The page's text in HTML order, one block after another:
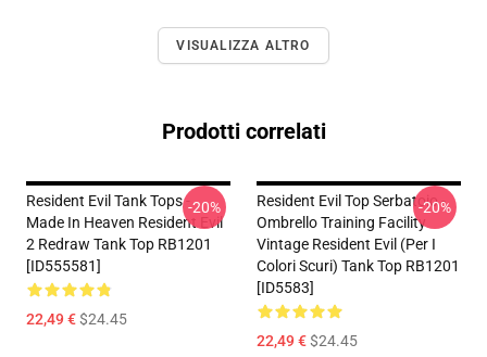
VISUALIZZA ALTRO
Prodotti correlati
Resident Evil Tank Tops -
Made In Heaven Resident Evil
2 Redraw Tank Top RB1201
[ID555581]
22,49 €$24.45
-20%
Resident Evil Top Serbatoio -
Ombrello Training Facility
Vintage Resident Evil (per I
Colori Scuri) Tank Top RB1201
[ID5583]
22,49 €$24.45
-20%